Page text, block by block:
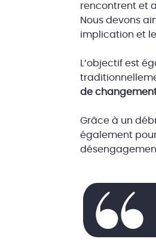
rencontrent et
Nous devons
implication et
L’objectif est
de
Grâce à un
également